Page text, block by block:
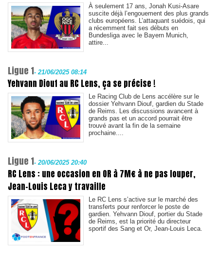
À seulement 17 ans, Jonah Kusi-Asare
suscite déjà l’engouement des plus grands
clubs européens. L’attaquant suédois, qui
a récemment fait ses débuts en
Bundesliga avec le Bayern Munich,
attire...
Ligue 1- 21/06/2025 08:14
Yehvann Diouf au RC Lens, ça se précise !
Le Racing Club de Lens accélère sur le
dossier Yehvann Diouf, gardien du Stade
de Reims. Les discussions avancent à
grands pas et un accord pourrait être
trouvé avant la fin de la semaine
prochaine....
Ligue 1- 20/06/2025 20:40
RC Lens : une occasion en OR à 7M€ à ne pas louper,
Jean-Louis Leca y travaille
Le RC Lens s’active sur le marché des
transferts pour renforcer le poste de
gardien. Yehvann Diouf, portier du Stade
de Reims, est la priorité du directeur
sportif des Sang et Or, Jean-Louis Leca.